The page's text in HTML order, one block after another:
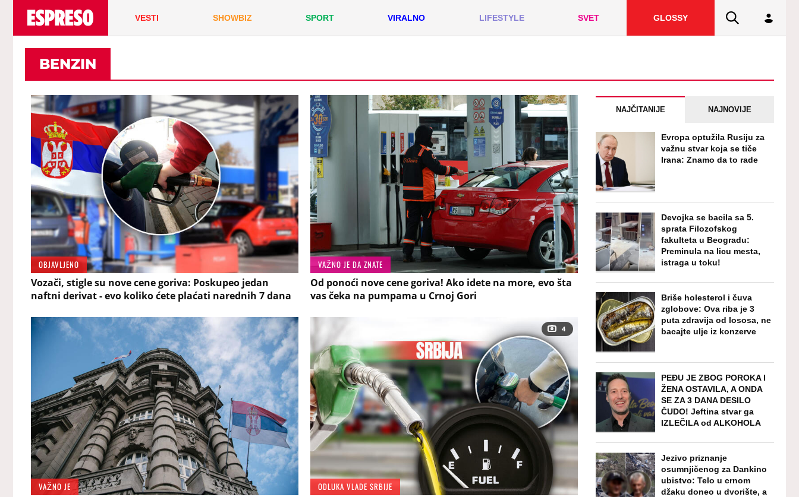
VESTI SHOWBIZ SPORT VIRALNO LIFESTYLE SVET GLOSSY
BENZIN
OBJAVLJENO
Vozači, stigle su nove cene goriva: Poskupeo jedan
naftni derivat - evo koliko ćete plaćati narednih 7 dana
VAŽNO JE DA ZNATE
Od ponoći nove cene goriva! Ako idete na more, evo šta
vas čeka na pumpama u Crnoj Gori
VAŽNO JE
4
ODLUKA VLADE SRBIJE
NAJČITANIJE NAJNOVIJE
Evropa optužila Rusiju za
važnu stvar koja se tiče
Irana: Znamo da to rade
Devojka se bacila sa 5.
sprata Filozofskog
fakulteta u Beogradu:
Preminula na licu mesta,
istraga u toku!
Briše holesterol i čuva
zglobove: Ova riba je 3
puta zdravija od lososa, ne
bacajte ulje iz konzerve
PEĐU JE ZBOG POROKA I
ŽENA OSTAVILA, A ONDA
SE ZA 3 DANA DESILO
ČUDO! Jeftina stvar ga
IZLEČILA od ALKOHOLA
Jezivo priznanje
osumnjičenog za Dankino
ubistvo: Telo u crnom
džaku doneo u dvorište, a